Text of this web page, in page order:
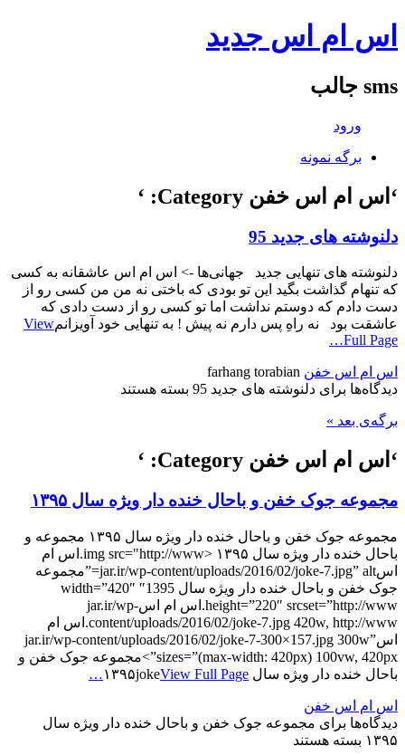
اس ام اس جدید
sms جالب
ورود
برگه نمونه
‘اس ام اس خفن Category: ‘
دلنوشته های جدید 95
دلنوشته های تنهایی جدید جهانی‌ها -> اس ام اس عاشقانه به کسی
که تنهام گذاشت بگید این تو بودی که باختی نه من من کسی رو از
دست دادم که دوستم نداشت اما تو کسی رو از دست دادی که
عاشقت بود نه راهِ پس دارم نه پیش ! به تنهایی خود آویزانمView
Full Page…
اس ام اس خفن
دیدگاه‌ها برای دلنوشته های جدید 95 بسته هستند
برگه‌ی بعد »
‘اس ام اس خفن Category: ‘
مجموعه جوک خفن و باحال خنده دار ویژه سال ۱۳۹۵
مجموعه جوک خفن و باحال خنده دار ویژه سال ۱۳۹۵ مجموعه و
باحال خنده دار ویژه سال ۱۳۹۵ <img src="http://www.اس ام
اسjar.ir/wp-content/uploads/2016/02/joke-7.jpg” alt=”مجموعه
جوک خفن و باحال خنده دار ویژه سال 1395″ width=”420″
height=”220″ srcset=”http://www.اس ام اسjar.ir/wp-
content/uploads/2016/02/joke-7.jpg 420w, http://www.اس ام
اسjar.ir/wp-content/uploads/2016/02/joke-7-300×157.jpg 300w”
sizes=”(max-width: 420px) 100vw, 420px”>مجموعه جوک خفن و
باحال خنده دار ویژه سال ۱۳۹۵joke View Full Page…
اس ام اس خفن
دیدگاه‌ها برای مجموعه جوک خفن و باحال خنده دار ویژه سال
۱۳۹۵ بسته هستند